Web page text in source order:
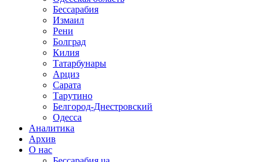
Бессарабия
Измаил
Рени
Болград
Килия
Татарбунары
Арциз
Сарата
Тарутино
Белгород-Днестровский
Одесса
Аналитика
Архив
О нас